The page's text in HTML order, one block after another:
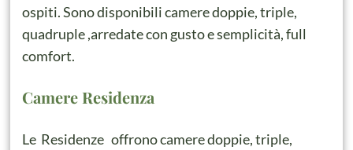
ospiti. Sono disponibili camere doppie, triple,
quadruple ,arredate con gusto e semplicità, full
comfort.
Camere Residenza
Le Residenze offrono camere doppie, triple,